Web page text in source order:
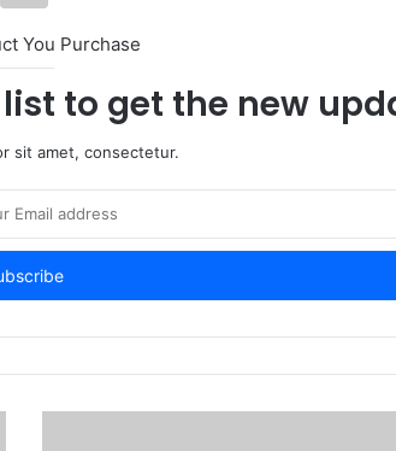
You Purchase
to get the new
sit amet, consectetur.